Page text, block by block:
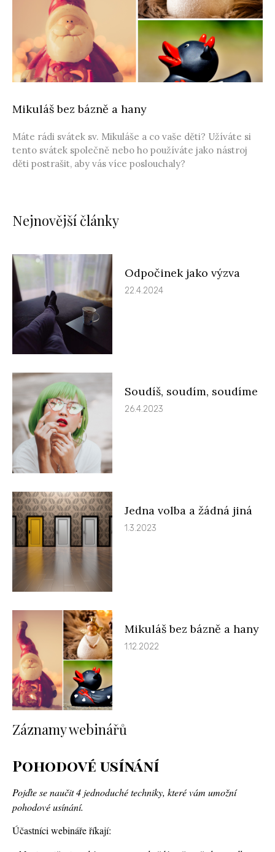
Mikuláš bez bázně a hany
Máte rádi svátek sv. Mikuláše a co vaše děti? Užíváte si
tento svátek společně nebo ho používáte jako nástroj
děti postrašit, aby vás více poslouchaly?
Nejnovější články
Odpočinek jako výzva
22.4.2024
Soudíš, soudím, soudíme
26.4.2023
Jedna volba a žádná jiná
1.3.2023
Mikuláš bez bázně a hany
1.12.2022
Záznamy webinářů
Pohodové usínání
Pojďte se naučit 4 jednoduché techniky, které vám umožní
pohodové usínání.
Účastníci webináře říkají: